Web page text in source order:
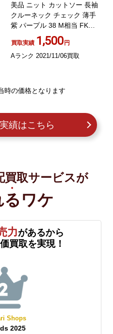
美品 ニット カットソー 長袖
クルーネック チェック 薄手
紫 パープル 38 M相当 FK
買取実績 1,500円
Aランク 2021/11/06買取
時の価格となります
績はこちら
買取サービスが
ワケ
力があるから
買取を実現！
Shops
2025